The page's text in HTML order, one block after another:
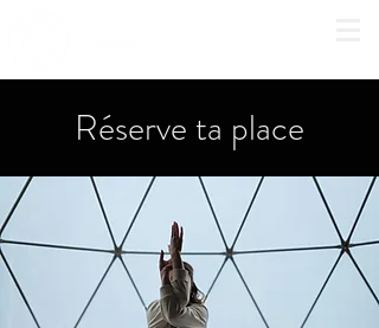
Réserve ta place